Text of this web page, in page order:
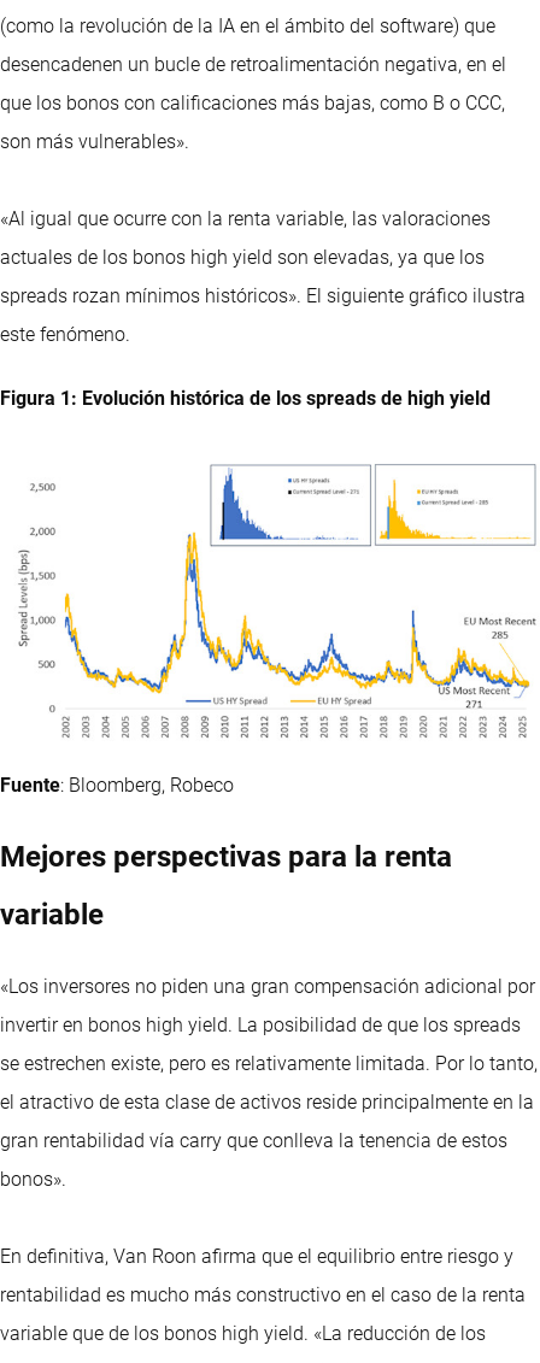
(como la revolución de la IA en el ámbito del software) que
desencadenen un bucle de retroalimentación negativa, en el
que los bonos con calificaciones más bajas, como B o CCC,
son más vulnerables».
«Al igual que ocurre con la renta variable, las valoraciones
actuales de los bonos high yield son elevadas, ya que los
spreads rozan mínimos históricos». El siguiente gráfico ilustra
este fenómeno.
Figura 1: Evolución histórica de los spreads de high yield
Fuente: Bloomberg, Robeco
Mejores perspectivas para la renta
variable
«Los inversores no piden una gran compensación adicional por
invertir en bonos high yield. La posibilidad de que los spreads
se estrechen existe, pero es relativamente limitada. Por lo tanto,
el atractivo de esta clase de activos reside principalmente en la
gran rentabilidad vía carry que conlleva la tenencia de estos
bonos».
En definitiva, Van Roon afirma que el equilibrio entre riesgo y
rentabilidad es mucho más constructivo en el caso de la renta
variable que de los bonos high yield. «La reducción de los